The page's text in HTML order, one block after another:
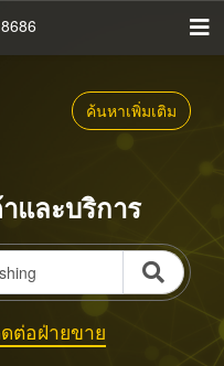
ค้นหาเพิ่มเติม
และบริการ
ต่อฝ่ายขาย